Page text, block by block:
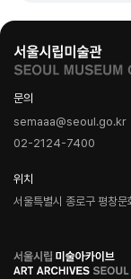
문의
semaaa@seoul.go.kr
02-2124-7400
위치
서울특별시 종로구 평창문
로
고